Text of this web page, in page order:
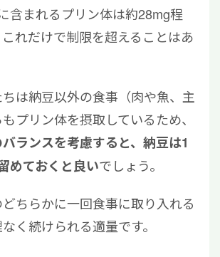
含まれるプリン体は約28mg程
れだけで制限を超えることはあ
は納豆以外の食事（肉や魚、主
プリン体を摂取しているため、
ランスを考慮すると、納豆は1
めておくと良いでしょう。
ちらかに一回食事に取り入れる
く続けられる適量です。